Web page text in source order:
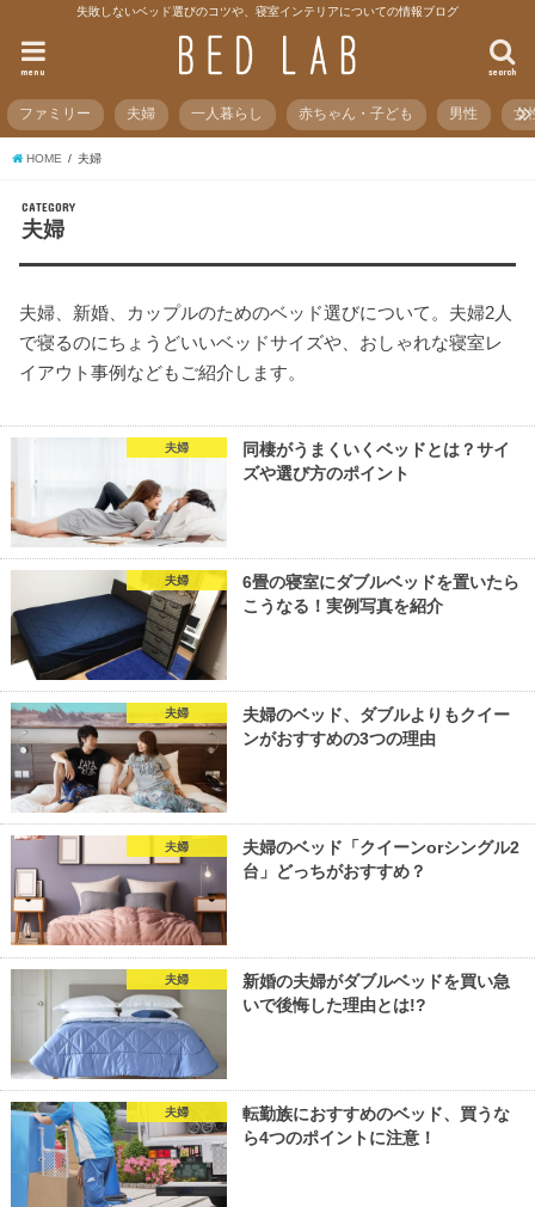
失敗しないベッド選びのコツや、寝室インテリアについての情報ブログ
search
menu
ファミリー 夫婦 一人暮らし 赤ちゃん・子ども 男性 女
HOME 夫婦
CATEGORY
夫婦
夫婦、新婚、カップルのためのベッド選びについて。夫婦2人
で寝るのにちょうどいいベッドサイズや、おしゃれな寝室レ
イアウト事例などもご紹介します。
夫婦
同棲がうまくいくベッドとは？サイ
ズや選び方のポイント
夫婦
6畳の寝室にダブルベッドを置いたら
こうなる！実例写真を紹介
夫婦
夫婦のベッド、ダブルよりもクイー
ンがおすすめの3つの理由
夫婦
夫婦のベッド「クイーンorシングル2
台」どっちがおすすめ？
夫婦
新婚の夫婦がダブルベッドを買い急
いで後悔した理由とは!?
夫婦
転勤族におすすめのベッド、買うな
ら4つのポイントに注意！